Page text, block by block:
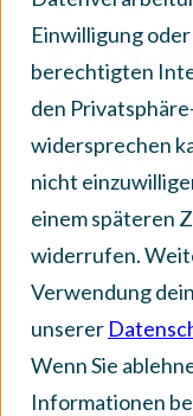
Einwilligung
berechtigten
den
widersprechen
nicht
einem späteren
widerrufen.
Verwendung
unserer
Wenn Sie
Informationen
Veröffentlicht